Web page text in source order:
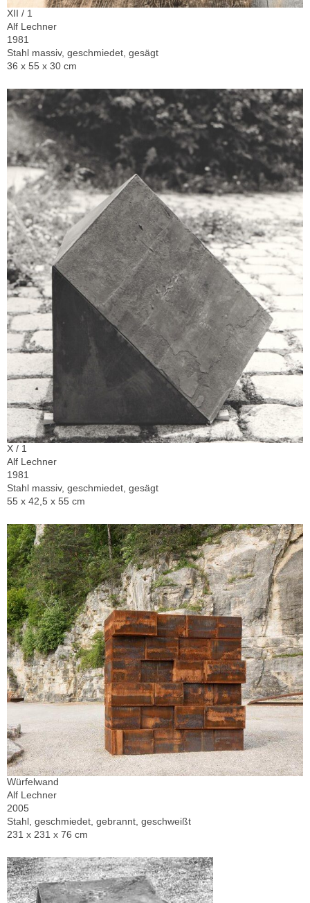
XII / 1
Alf Lechner
1981
Stahl massiv, geschmiedet, gesägt
36 x 55 x 30 cm
X / 1
Alf Lechner
1981
Stahl massiv, geschmiedet, gesägt
55 x 42,5 x 55 cm
Würfelwand
Alf Lechner
2005
Stahl, geschmiedet, gebrannt, geschweißt
231 x 231 x 76 cm